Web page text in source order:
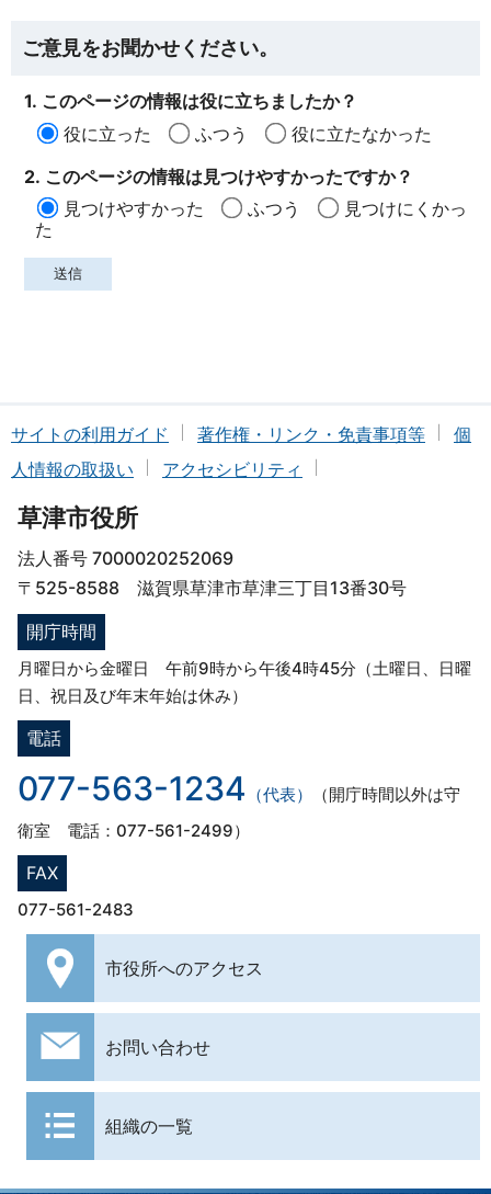
ご意見をお聞かせください。
1. このページの情報は役に立ちましたか？
役に立った
ふつう
役に立たなかった
2. このページの情報は見つけやすかったですか？
見つけやすかった
ふつう
見つけにくかっ
た
サイトの利用ガイド 著作権・リンク・免責事項等
個
人情報の取扱い
アクセシビリティ
草津市役所
法人番号 7000020252069
〒525-8588 滋賀県草津市草津三丁目13番30号
開庁時間
月曜日から金曜日 午前9時から午後4時45分（土曜日、日曜
日、祝日及び年末年始は休み）
電話
077-563-1234 （代表）
（開庁時間以外は守
衛室 電話：077-561-2499）
FAX
077-561-2483
市役所へのアクセス
お問い合わせ
組織の一覧